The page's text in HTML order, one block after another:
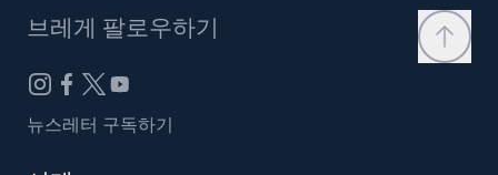
브레게 팔로우하기
뉴스레터 구독하기